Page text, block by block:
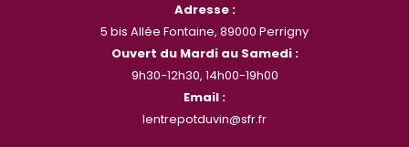
Adresse :
5 bis Allée Fontaine, 89000 Perrigny
Ouvert du Mardi au Samedi :
9h30-12h30, 14h00-19h00
Email :
lentrepotduvin@sfr.fr